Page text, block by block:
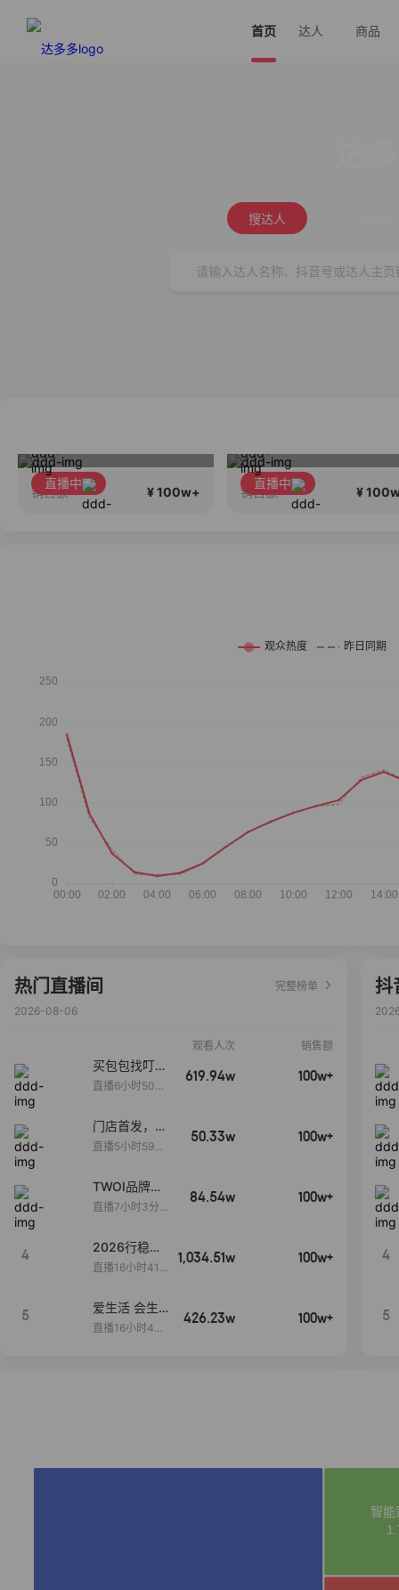
首页 达人 商品
搜达人
直播中
销售额 ¥ 100w+
直播中
销售额 ¥
热门直播间
完整榜单
2026-08-06
观看人次 销售额
买包包找叮
当,一折购！
直播6小时50分
619.94w 100w+
门店首发，秋
款大上新！！
直播5小时59分
50.33w 100w+
TWOI品牌直
播间新款上
直播7小时3分5
84.54w 100w+
4
2026行稳致
远
直播16小时41
1,034.51w 100w+
5
爱生活 会生
活
直播16小时45
426.23w 100w+
抖
4
5